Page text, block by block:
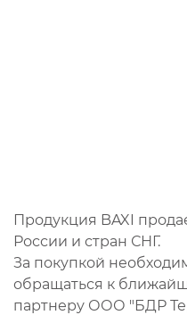
Продукция BAXI
России и стран СНГ.
За покупкой
обращаться к
партнеру ООО "БДР